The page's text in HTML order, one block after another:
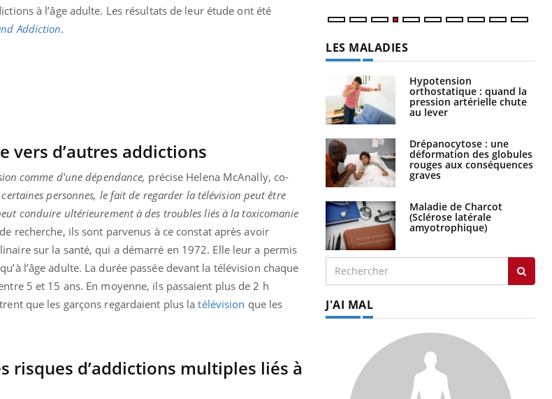
à l’âge adulte. Les résultats de leur étude ont été
Addiction.
vers d’autres addictions
comme d'une dépendance, précise Helena McAnally, co-
personnes, le fait de regarder la télévision peut être
conduire ultérieurement à des troubles liés à la toxicomanie
recherche, ils sont parvenus à ce constat après avoir
sur la santé, qui a démarré en 1972. Elle leur a permis
l’âge adulte. La durée passée devant la télévision chaque
5 et 15 ans. En moyenne, ils passaient plus de 2 h
que les garçons regardaient plus latélévision que les
risques d’addictions multiples liés à
LES MALADIES
Hypotension
orthostatique : quand la
pression artérielle chute
au lever
Drépanocytose : une
déformation des globules
rouges aux conséquences
graves
Maladie de Charcot
(Sclérose latérale
amyotrophique)
J'AI MAL